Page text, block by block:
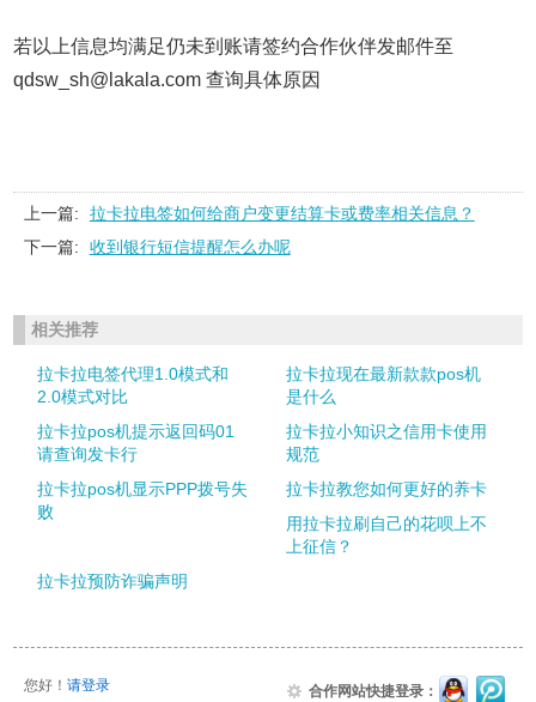
若以上信息均满足仍未到账请签约合作伙伴发邮件至
qdsw_sh@lakala.com 查询具体原因
上一篇:
拉卡拉电签如何给商户变更结算卡或费率相关信息？
下一篇:
收到银行短信提醒怎么办呢
相关推荐
拉卡拉电签代理1.0模式和
2.0模式对比
拉卡拉现在最新款款pos机
是什么
拉卡拉pos机提示返回码01
请查询发卡行
拉卡拉小知识之信用卡使用
规范
拉卡拉pos机显示PPP拨号失
败
拉卡拉教您如何更好的养卡
用拉卡拉刷自己的花呗上不
上征信？
拉卡拉预防诈骗声明
您好！ 请登录 合作网站快捷登录：